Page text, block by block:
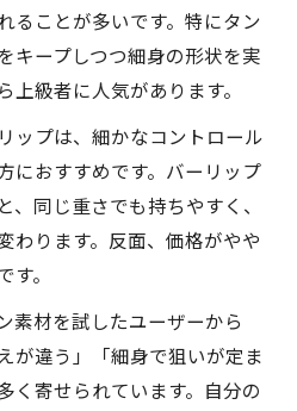
ることが多いです。特にタン
キープしつつ細身の形状を実
級者に人気があります。
ップは、細かなコントロール
におすすめです。バーリップ
同じ重さでも持ちやすく、
わります。反面、価格がやや
。
素材を試したユーザーから
が違う」「細身で狙いが定ま
く寄せられています。自分の